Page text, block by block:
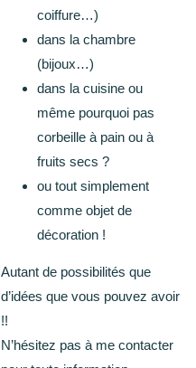
coiffure…)
dans la chambre
(bijoux…)
dans la cuisine ou
même pourquoi pas
corbeille à pain ou à
fruits secs ?
ou tout simplement
comme objet de
décoration !
Autant de possibilités que
d’idées que vous pouvez avoir
!!
N’hésitez pas à me contacter